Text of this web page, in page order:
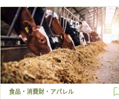
食品・消費財・アパレル